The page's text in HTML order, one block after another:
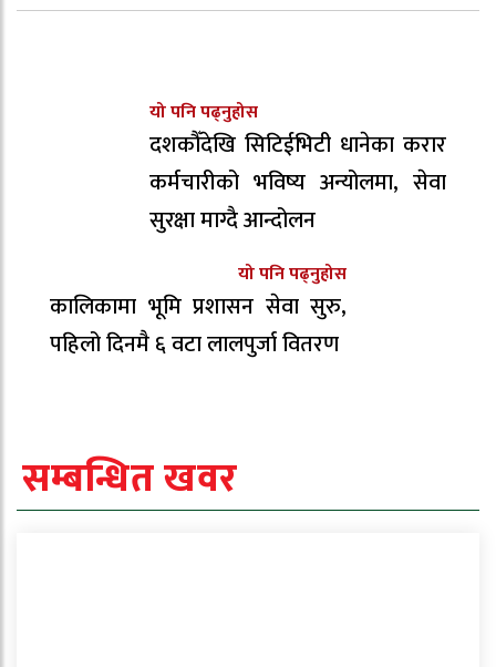
यो पनि पढ्नुहोस
दशकौँदेखि सिटिईभिटी धानेका करार
कर्मचारीको भविष्य अन्योलमा, सेवा
सुरक्षा माग्दै आन्दोलन
यो पनि पढ्नुहोस
कालिकामा भूमि प्रशासन सेवा सुरु,
पहिलो दिनमै ६ वटा लालपुर्जा वितरण
सम्बन्धित खवर